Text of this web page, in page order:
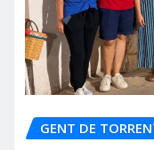
GENT DE